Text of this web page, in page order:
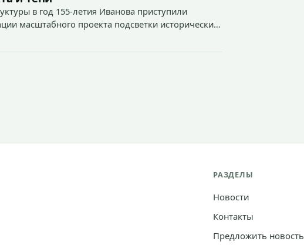
в год 155-летия Иванова приступили
масштабного проекта подсветки исторических
РАЗДЕЛЫ
Новости
Контакты
Предложить новость